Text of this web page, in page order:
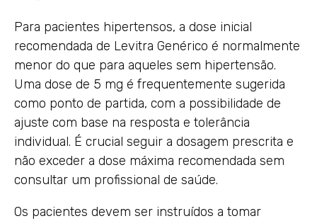
Para pacientes hipertensos, a dose inicial
recomendada de Levitra Genérico é normalmente
menor do que para aqueles sem hipertensão.
Uma dose de 5 mg é frequentemente sugerida
como ponto de partida, com a possibilidade de
ajuste com base na resposta e tolerância
individual. É crucial seguir a dosagem prescrita e
não exceder a dose máxima recomendada sem
consultar um profissional de saúde.
Os pacientes devem ser instruídos a tomar